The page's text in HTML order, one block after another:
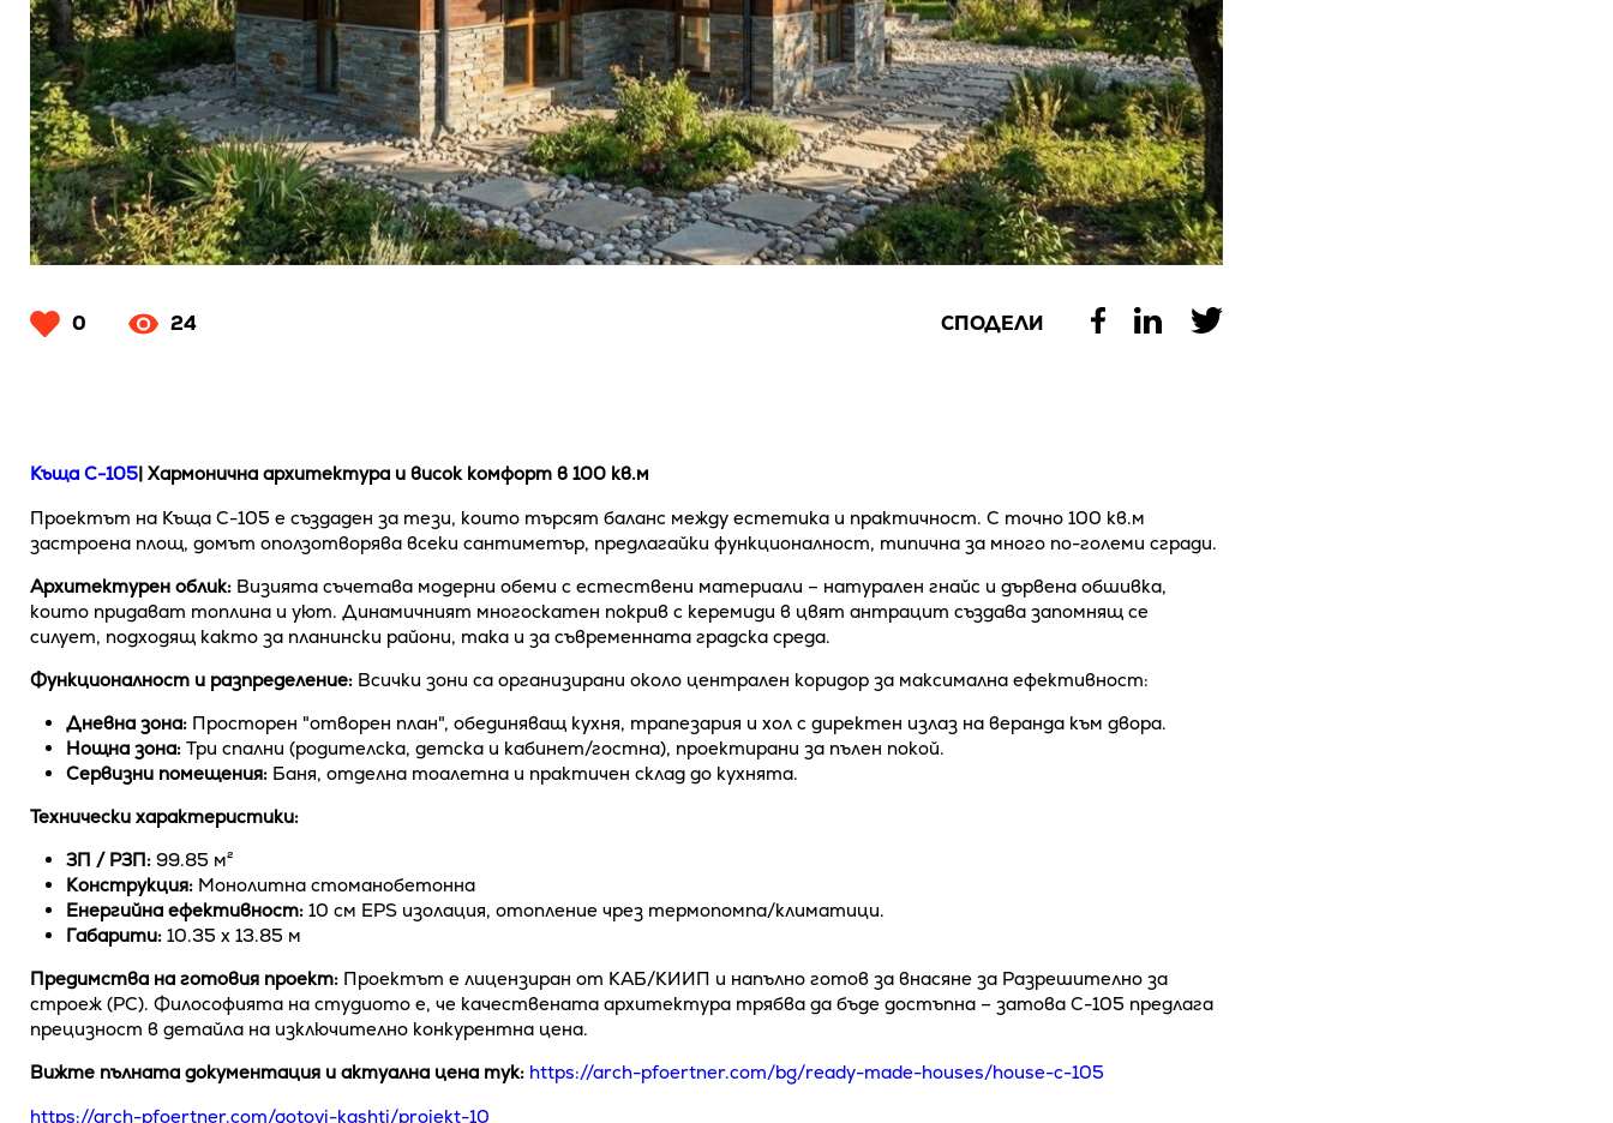
0 24 СПОДЕЛИ
Къща C-105| Хармонична архитектура и висок комфорт в 100 кв.м
Проектът на Къща C-105 е създаден за тези, които търсят баланс между естетика и практичност. С точно 100 кв.м
застроена площ, домът оползотворява всеки сантиметър, предлагайки функционалност, типична за много по-големи сгради.
Архитектурен облик: Визията съчетава модерни обеми с естествени материали – натурален гнайс и дървена обшивка,
които придават топлина и уют. Динамичният многоскатен покрив с керемиди в цвят антрацит създава запомнящ се
силует, подходящ както за планински райони, така и за съвременната градска среда.
Функционалност и разпределение: Всички зони са организирани около централен коридор за максимална ефективност:
Дневна зона: Просторен "отворен план", обединяващ кухня, трапезария и хол с директен излаз на веранда към двора.
Нощна зона: Три спални (родителска, детска и кабинет/гостна), проектирани за пълен покой.
Сервизни помещения: Баня, отделна тоалетна и практичен склад до кухнята.
Технически характеристики:
ЗП / РЗП: 99.85 м²
Конструкция: Монолитна стоманобетонна
Енергийна ефективност: 10 см EPS изолация, отопление чрез термопомпа/климатици.
Габарити: 10.35 х 13.85 м
Предимства на готовия проект: Проектът е лицензиран от КАБ/КИИП и напълно готов за внасяне за Разрешително за
строеж (РС). Философията на студиото е, че качествената архитектура трябва да бъде достъпна – затова C-105 предлага
прецизност в детайла на изключително конкурентна цена.
Вижте пълната документация и актуална цена тук: https://arch-pfoertner.com/bg/ready-made-houses/house-c-105
https://arch-pfoertner.com/gotovi-kashti/projekt-10